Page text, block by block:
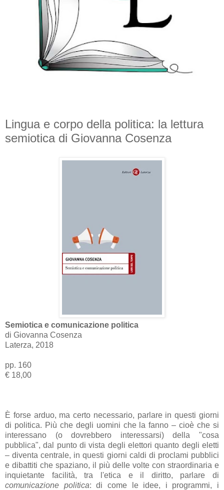
Lingua e corpo della politica: la lettura
semiotica di Giovanna Cosenza
Semiotica e comunicazione politica
di Giovanna Cosenza
Laterza, 2018
pp. 160
€ 18,00
È forse arduo, ma certo necessario, parlare in questi giorni
di politica. Più che degli uomini che la fanno – cioè che si
interessano (o dovrebbero interessarsi) della "cosa
pubblica", dal punto di vista degli elettori quanto degli eletti
– diventa centrale, in questi giorni caldi di proclami pubblici
e dibattiti che spaziano, il più delle volte con straordinaria e
inquietante facilità, tra l'etica e il diritto, parlare di
comunicazione politica: di come le idee, i programmi, i